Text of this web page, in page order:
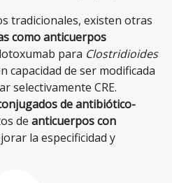
tradicionales, existen otras
como anticuerpos
para Clostridioides
capacidad de ser modificada
selectivamente CRE.
de antibiótico-
de anticuerpos con
la especificidad y